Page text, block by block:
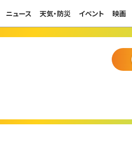
ニュース 天気・防災 イベント 映画